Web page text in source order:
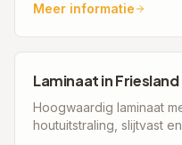
Meer informatie
LaminaatinFriesland
Hoogwaardig laminaat
houtuitstraling, slijtvast